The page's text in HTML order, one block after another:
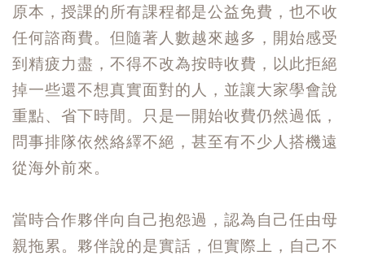
原本，授課的所有課程都是公益免費，也不收
任何諮商費。但隨著人數越來越多，開始感受
到精疲力盡，不得不改為按時收費，以此拒絕
掉一些還不想真實面對的人，並讓大家學會說
重點、省下時間。只是一開始收費仍然過低，
問事排隊依然絡繹不絕，甚至有不少人搭機遠
從海外前來。
當時合作夥伴向自己抱怨過，認為自己任由母
親拖累。夥伴說的是實話，但實際上，自己不